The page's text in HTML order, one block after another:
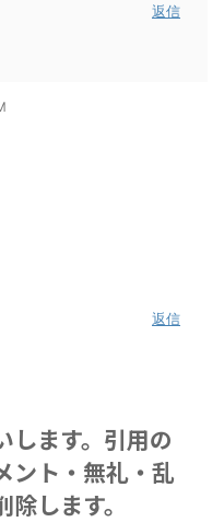
返信
返信
します。引用の
ント・無礼・乱
します。